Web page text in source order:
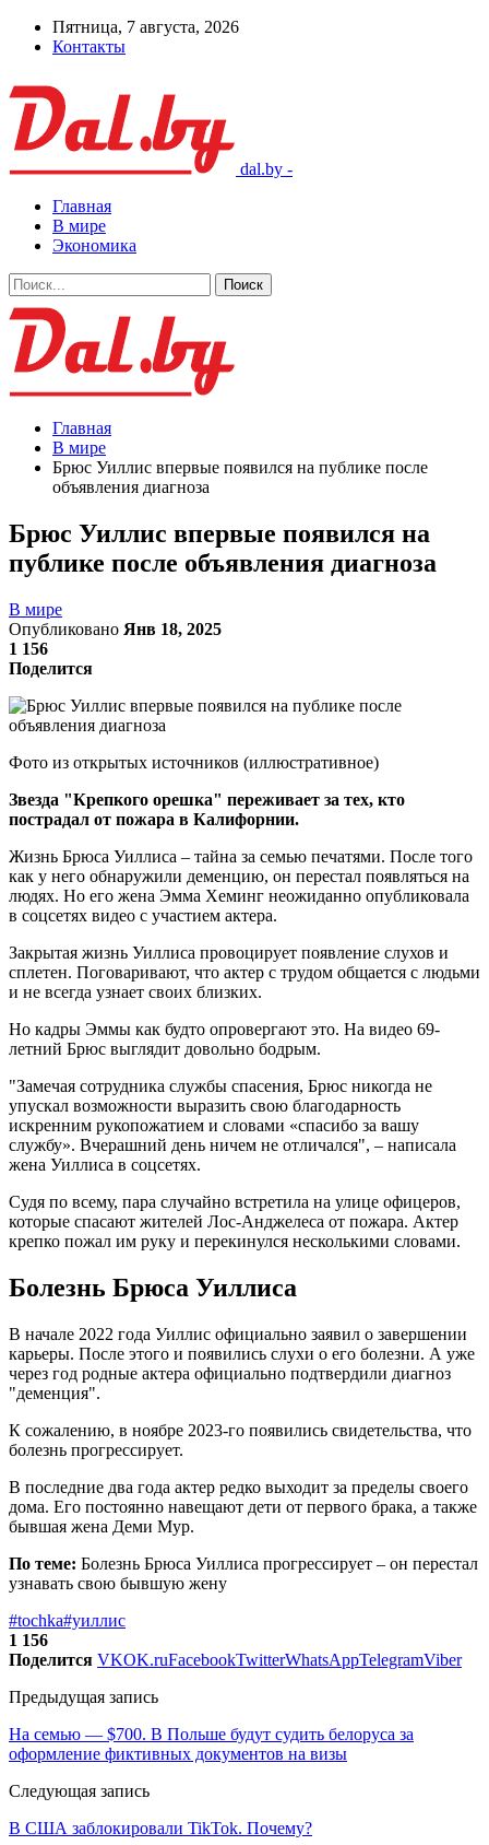
Пятница, 7 августа, 2026
Контакты
dal.by -
Главная
В мире
Экономика
Главная
В мире
Брюс Уиллис впервые появился на публике после
объявления диагноза
Брюс Уиллис впервые появился на
публике после объявления диагноза
В мире
Опубликовано Янв 18, 2025
1 156
Поделится
Фото из открытых источников (иллюстративное)
Звезда "Крепкого орешка" переживает за тех, кто
пострадал от пожара в Калифорнии.
Жизнь Брюса Уиллиса – тайна за семью печатями. После того
как у него обнаружили деменцию, он перестал появляться на
людях. Но его жена Эмма Хеминг неожиданно опубликовала
в соцсетях видео с участием актера.
Закрытая жизнь Уиллиса провоцирует появление слухов и
сплетен. Поговаривают, что актер с трудом общается с людьми
и не всегда узнает своих близких.
Но кадры Эммы как будто опровергают это. На видео 69-
летний Брюс выглядит довольно бодрым.
"Замечая сотрудника службы спасения, Брюс никогда не
упускал возможности выразить свою благодарность
искренним рукопожатием и словами «спасибо за вашу
службу». Вчерашний день ничем не отличался", – написала
жена Уиллиса в соцсетях.
Судя по всему, пара случайно встретила на улице офицеров,
которые спасают жителей Лос-Анджелеса от пожара. Актер
крепко пожал им руку и перекинулся несколькими словами.
Болезнь Брюса Уиллиса
В начале 2022 года Уиллис официально заявил о завершении
карьеры. После этого и появились слухи о его болезни. А уже
через год родные актера официально подтвердили диагноз
"деменция".
К сожалению, в ноябре 2023-го появились свидетельства, что
болезнь прогрессирует.
В последние два года актер редко выходит за пределы своего
дома. Его постоянно навещают дети от первого брака, а также
бывшая жена Деми Мур.
По теме: Болезнь Брюса Уиллиса прогрессирует – он перестал
узнавать свою бывшую жену
#tochka#уиллис
1 156
Поделится VKOK.ruFacebookTwitterWhatsAppTelegramViber
Предыдущая запись
На семью — $700. В Польше будут судить белоруса за
оформление фиктивных документов на визы
Следующая запись
В США заблокировали TikTok. Почему?